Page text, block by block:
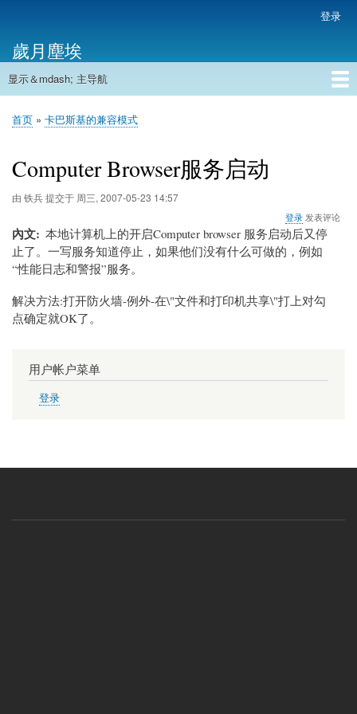
主
内
帐
户
菜
单
登录
歲月塵埃
主
航
显示＆mdash; 主导航
首页
面
屑
首页 卡巴斯基的兼容模式
Computer Browser服务启动
由 铁兵提交于 周三, 2007-05-23 14:57
登录 发表评论
內文
本地计算机上的开启Computer browser 服务启动后又停
止了。一写服务知道停止，如果他们没有什么可做的，例如
“性能日志和警报”服务。
解决方法:打开防火墙-例外-在\"文件和打印机共享\"打上对勾
点确定就OK了。
用户帐户菜单
登录